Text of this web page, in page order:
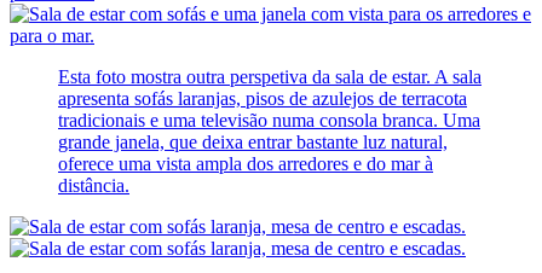
Esta foto mostra outra perspetiva da sala de estar. A sala
apresenta sofás laranjas, pisos de azulejos de terracota
tradicionais e uma televisão numa consola branca. Uma
grande janela, que deixa entrar bastante luz natural,
oferece uma vista ampla dos arredores e do mar à
distância.